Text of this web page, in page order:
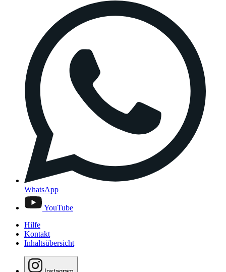
WhatsApp
YouTube
Hilfe
Kontakt
Inhaltsübersicht